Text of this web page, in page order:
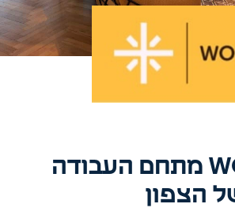
WORKPORT מתחם העבודה
הצפון